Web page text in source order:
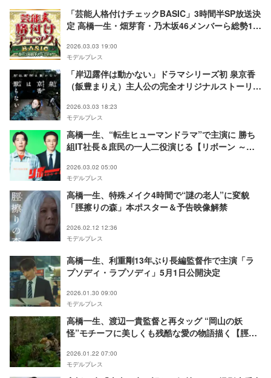
「芸能人格付けチェックBASIC」3時間半SP放送決
定 高橋一生・畑芽育・乃木坂46メンバーら総勢18
2026.03.03 19:00
モデルプレス
「岸辺露伴は動かない」ドラマシリーズ初 泉京香
（飯豊まりえ）主人公の完全オリジナルストーリー
2026.03.03 18:23
モデルプレス
高橋一生、“転生ヒューマンドラマ”で主演に 勝ち
組IT社長＆庶民の一人二役演じる【リボーン ～最
2026.03.02 05:00
モデルプレス
高橋一生、特殊メイク4時間で“謎の老人”に変貌
「脛擦りの森」本ポスター＆予告映像解禁
2026.02.12 12:36
モデルプレス
高橋一生、利重剛13年ぶり長編監督作で主演「ラ
プソディ・ラプソディ」5月1日公開決定
2026.01.30 09:00
モデルプレス
高橋一生、渡辺一貴監督と再タッグ “岡山の妖
怪”モチーフに美しくも残酷な愛の物語描く【脛擦
2026.01.22 07:00
モデルプレス